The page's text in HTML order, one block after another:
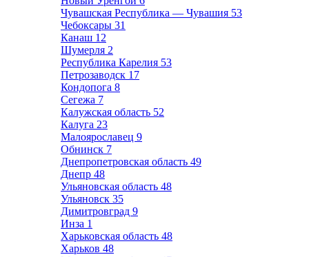
Чувашская Республика — Чувашия 53
Чебоксары 31
Канаш 12
Шумерля 2
Республика Карелия 53
Петрозаводск 17
Кондопога 8
Сегежа 7
Калужская область 52
Калуга 23
Малоярославец 9
Обнинск 7
Днепропетровская область 49
Днепр 48
Ульяновская область 48
Ульяновск 35
Димитровград 9
Инза 1
Харьковская область 48
Харьков 48